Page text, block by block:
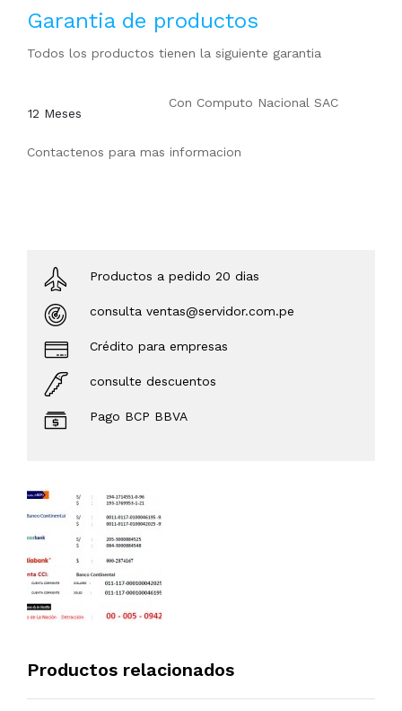
Garantia de productos
Todos los productos tienen la siguiente garantia
12 Meses
Con Computo Nacional SAC
Contactenos para mas informacion
Productos a pedido 20 dias
consulta ventas@servidor.com.pe
Crédito para empresas
consulte descuentos
Pago BCP BBVA
Productos relacionados